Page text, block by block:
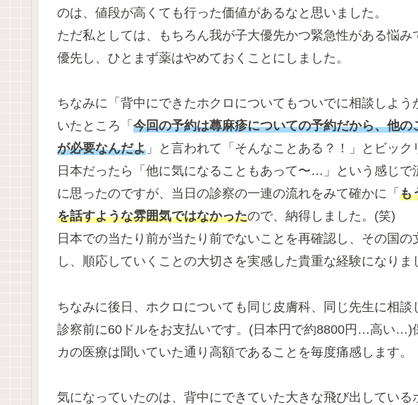
のは、値段が高くても行った価値があるなと思いました。
ただ私としては、もちろん我が子大優先かつ緊急性がある悩
優先し、ひとまず薬はやめておくことにしました。
ちなみに「背中にできたホクロについてもついでに相談しよ
いたところ「 今回の予約は蕁麻疹についての予約だから、他
が必要なんだよ 」と言われて「そんなことある？！」とビック
日本だったら「他に気になることもあって〜…」という感じ
に思ったのですが、当日の診察の一連の流れをみて確かに「 も
を話すような雰囲気ではなかったので、納得しました。(笑)
日本での当たり前が当たり前でないことを再確認し、その国
し、順応していくことの大切さを実感した貴重な経験になりま
ちなみに後日、ホクロについても同じ皮膚科、同じ先生に相談
診察前に60ドルをお支払いです。(日本円で約8800円…高い…)
カの医療は聞いていた通り高額であることを毎度痛感します。
気になっていたのは、背中にできていた大きな飛び出してい